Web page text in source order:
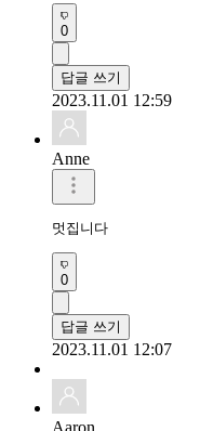
0
답글 쓰기
2023.11.01 12:59
Anne
멋집니다
0
답글 쓰기
2023.11.01 12:07
Aaron